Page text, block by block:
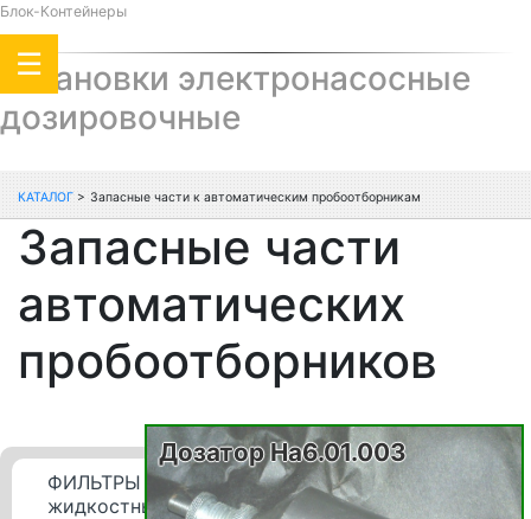
Блок-Контейнеры
Установки электронасосные
дозировочные
КАТАЛОГ > Запасные части к автоматическим пробоотборникам
Запасные части
автоматических
пробоотборников
ФИЛЬТРЫ сетчатые
жидкостные
Дозатор На6.01.003